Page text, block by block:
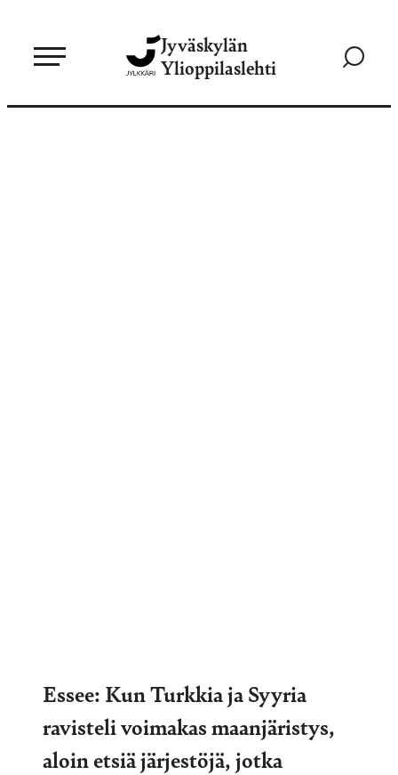
sisältöön
Jyväskylän
Ylioppilaslehti
Siirry
Essee: Kun Turkkia ja Syyria
ravisteli voimakas maanjäristys,
aloin etsiä järjestöjä, jotka